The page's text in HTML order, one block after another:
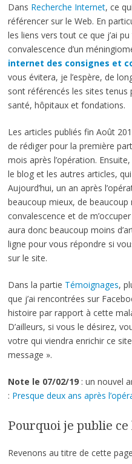
Dans Recherche Internet, ce
référencer sur le Web. En
les liens vers tout ce que j’ai
convalescence d’un
internet des consignes et
vous évitera, je l’espère, de
sont référencés les sites tenus
santé, hôpitaux et fondations.
Les articles publiés fin Août
de rédiger pour la première
mois après l’opération.
le blog et les autres articles,
Aujourd’hui, un an après
beaucoup mieux, de
convalescence et de
aura donc beaucoup moins
ligne pour vous répondre si
sur le site.
Dans la partie Témoignages,
que j’ai rencontrées sur
histoire par rapport à cette
D’ailleurs, si vous le désirez,
votre qui viendra enrichir ce
message ».
Note le 07/02/19: un nouvel
: Presque deux ans après
Pourquoi je publie
Revenons au titre de cette